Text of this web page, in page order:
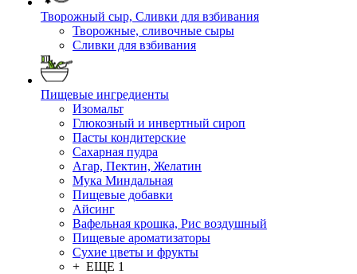
Творожный сыр, Сливки для взбивания
Творожные, сливочные сыры
Сливки для взбивания
Пищевые ингредиенты
Изомальт
Глюкозный и инвертный сироп
Пасты кондитерские
Сахарная пудра
Агар, Пектин, Желатин
Мука Миндальная
Пищевые добавки
Айсинг
Вафельная крошка, Рис воздушный
Пищевые ароматизаторы
Сухие цветы и фрукты
+ ЕЩЕ 1